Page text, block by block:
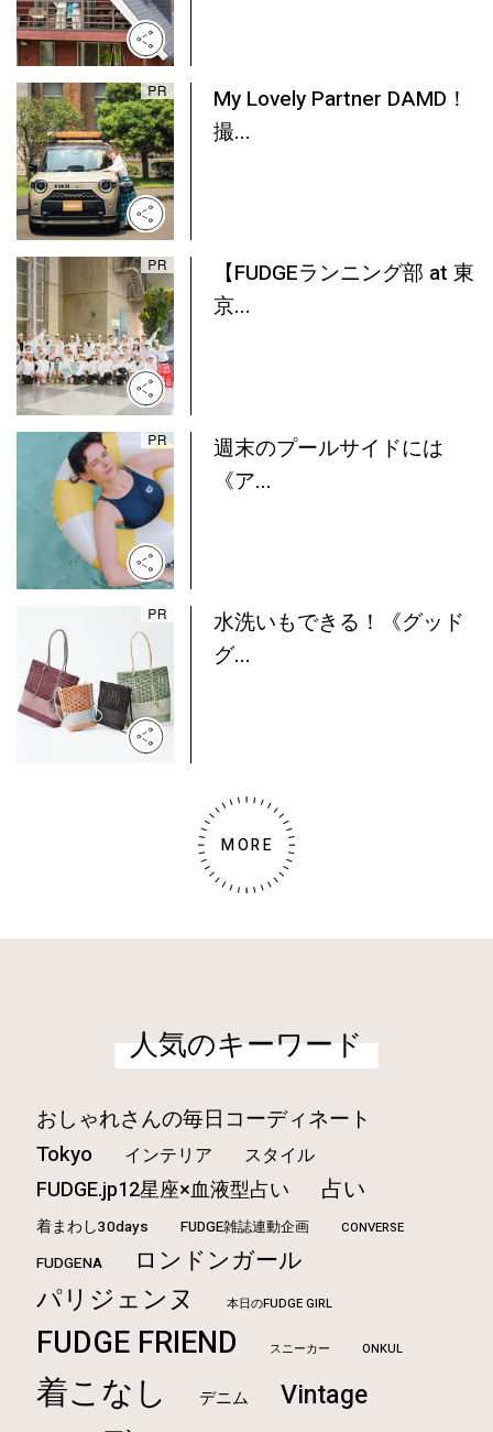
My Lovely Partner DAMD！
撮...
【FUDGEランニング部 at 東
京...
週末のプールサイドには
《ア...
水洗いもできる！《グッド
グ...
MORE
人気のキーワード
おしゃれさんの毎日コーディネート
Tokyo
インテリア スタイル
FUDGE.jp12星座×血液型占い 占い
着まわし30days FUDGE雑誌連動企画 CONVERSE
FUDGENA ロンドンガール
パリジェンヌ 本日のFUDGE GIRL
FUDGE FRIEND スニーカー ONKUL
着こなし デニム Vintage